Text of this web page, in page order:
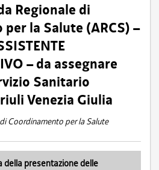
Regionale di
la Salute (ARCS) –
– da assegnare
Sanitario
Venezia Giulia
Coordinamento per la Salute
della presentazione delle